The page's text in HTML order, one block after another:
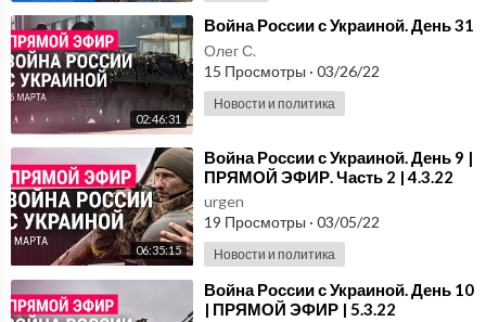
02:46:31
⁣Война России с Украиной. День 31
Олег С.
15 Просмотры · 03/26/22
Новости и политика
06:35:15
⁣Война России с Украиной. День 9 |
ПРЯМОЙ ЭФИР. Часть 2 | 4.3.22
urgen
19 Просмотры · 03/05/22
Новости и политика
⁣Война России с Украиной. День 10
| ПРЯМОЙ ЭФИР | 5.3.22